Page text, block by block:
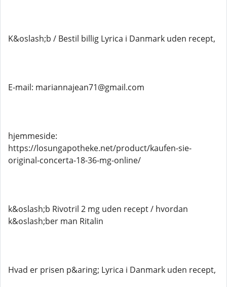
K&oslash;b / Bestil billig Lyrica i Danmark uden recept,
E-mail: mariannajean71@gmail.com
hjemmeside:
https://losungapotheke.net/product/kaufen-sie-
original-concerta-18-36-mg-online/
k&oslash;b Rivotril 2 mg uden recept / hvordan
k&oslash;ber man Ritalin
Hvad er prisen p&aring; Lyrica i Danmark uden recept,